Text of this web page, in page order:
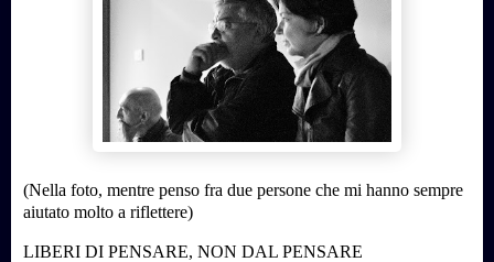
(Nella foto, mentre penso fra due persone che mi hanno sempre
aiutato molto a riflettere)
LIBERI DI PENSARE, NON DAL PENSARE